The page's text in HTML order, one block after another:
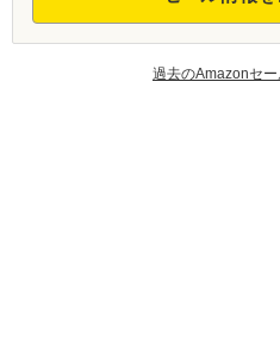
過去のAmazonセ